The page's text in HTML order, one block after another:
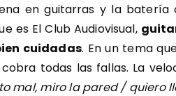
en guitarras y la batería
es El Club Audiovisual,
cuidadas. En un tema
todas las fallas. La
mal, miro la pared / quiero